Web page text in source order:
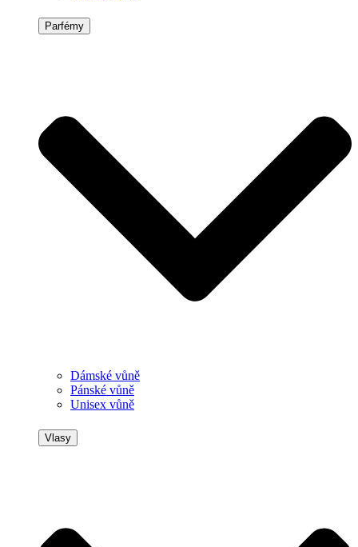
Parfémy
Dámské vůně
Pánské vůně
Unisex vůně
Vlasy